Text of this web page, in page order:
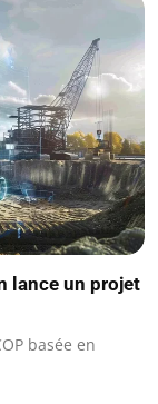
lance un projet
basée en